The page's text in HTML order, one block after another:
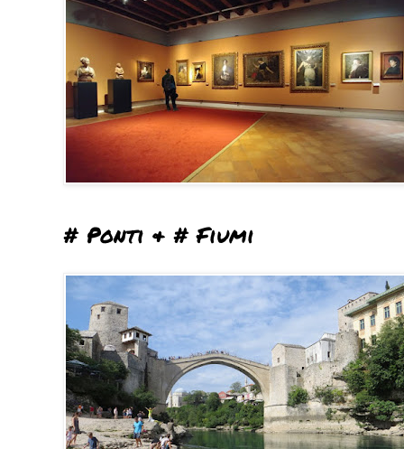
# Ponti & # Fiumi